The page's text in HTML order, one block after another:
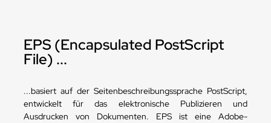
EPS (Encapsulated PostScript
File) ...
...basiert auf der Seitenbeschreibungssprache PostScript,
entwickelt für das elektronische Publizieren und
Ausdrucken von Dokumenten. EPS ist eine Adobe-